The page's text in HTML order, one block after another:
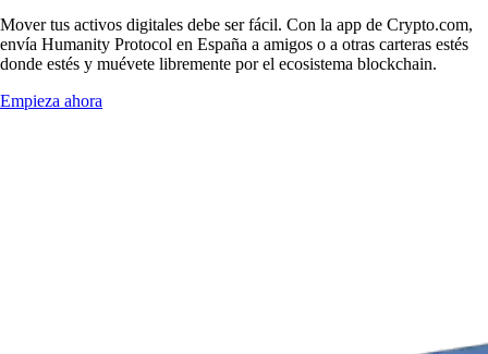
Mover tus activos digitales debe ser fácil. Con la app de Crypto.com,
envía Humanity Protocol en España a amigos o a otras carteras estés
donde estés y muévete libremente por el ecosistema blockchain.
Empieza ahora